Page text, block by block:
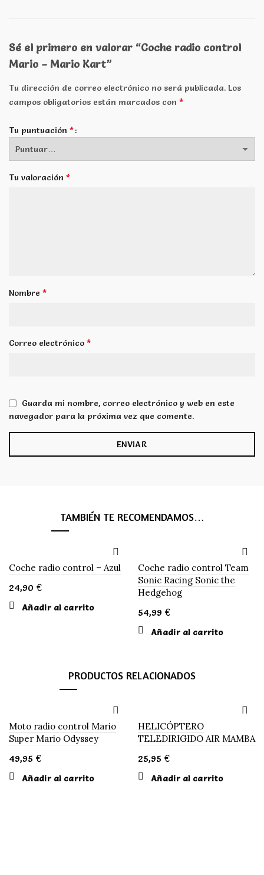
Sé el primero en valorar “Coche radio control
Mario – Mario Kart”
Tu dirección de correo electrónico no será publicada. Los
campos obligatorios están marcados con *
Tu puntuación *
Tu valoración *
Nombre *
Correo electrónico *
Guarda mi nombre, correo electrónico y web en este
navegador para la próxima vez que comente.
TAMBIÉN TE RECOMENDAMOS…
Coche radio control – Azul
24,90 €
Añadir al carrito
Coche radio control Team
Sonic Racing Sonic the
Hedgehog
54,99 €
Añadir al carrito
PRODUCTOS RELACIONADOS
Moto radio control Mario
Super Mario Odyssey
49,95 €
Añadir al carrito
HELICÓPTERO
TELEDIRIGIDO AIR MAMBA
25,95 €
Añadir al carrito